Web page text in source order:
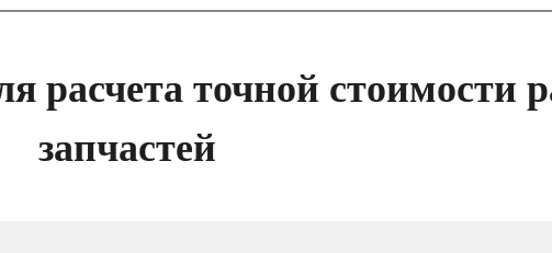
расчета точной стоимости
запчастей